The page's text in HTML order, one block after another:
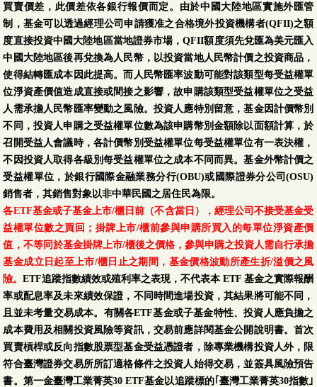
買賣價差，此價差依各銀行報價而定。由於中國大陸地區實施外匯管
制，基金可以透過經理公司申請獲准之合格境外投資機構者(QFII)之額
度直接投資中國大陸地區當地證券市場，QFII額度須先兌匯為美元匯入
中國大陸地區後再兌換為人民幣，以投資當地人民幣計價之投資商品，
使得結轉匯成本因此提高。而人民幣匯率波動可能對該類型每受益權單
位淨資產價值造成直接或間接之影響，故申購該類型受益權單位之受益
人需承擔人民幣匯率變動之風險。投資人應特別留意，基金因計價幣別
不同，投資人申購之受益權單位數為該申購幣別金額除以面額計算，於
召開受益人會議時，各計價幣別受益權單位每受益權單位有一表決權，
不因投資人取得各級別每受益權單位之成本不同而異。基金外幣計價之
受益權單位，於銀行國際金融業務分行(OBU)或國際證券分公司(OSU)
銷售者，其銷售對象以非中華民國之居住民為限。
各ETF基金或子基金上市/櫃日前（不含當日），經理公司不接受基金受
益權單位數之買回；掛牌上市/櫃前參與申購所買入的每單位淨資產價
值，不等同於基金掛牌上市/櫃後之價格，參與申購之投資人需自行承擔
基金成立日起至上市/櫃日止之期間，基金價格波動所產生折/溢價之風
險。ETF追蹤指數績效或殖利率之表現，不代表本 ETF 基金之實際報酬
率或配息率及未來績效保證，不同時間進場投資，其結果將可能不同，
且並未考量交易成本。有關各ETF基金或子基金特性、投資人應負擔之
成本費用及相關投資風險等資訊，交易前應詳閱基金公開說明書。首次
買賣槓桿或反向指數股票型基金受益憑證者，除專業機構投資人外，限
符合臺灣證券交易所所訂適格條件之投資人始得交易，並簽具風險預告
書。第一金臺灣工業菁英30 ETF基金以追蹤標的｢臺灣工業菁英30指數｣